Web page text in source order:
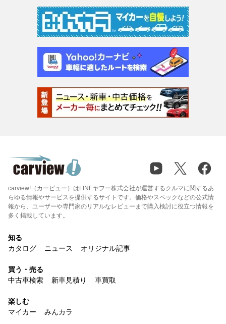
carview!（カービュー）はLINEヤフー株式会社が運営するクルマに関するあ
らゆる情報やサービスを提供するサイトです。価格やスペックなどの公式情
報から、ユーザーや専門家のリアルなレビューまで購入検討に役立つ情報を
多く掲載しています。
知る
カタログ
ニュース オリジナル記事
買う・売る
中古車検索
新車見積り 車買取
楽しむ
マイカー
みんカラ